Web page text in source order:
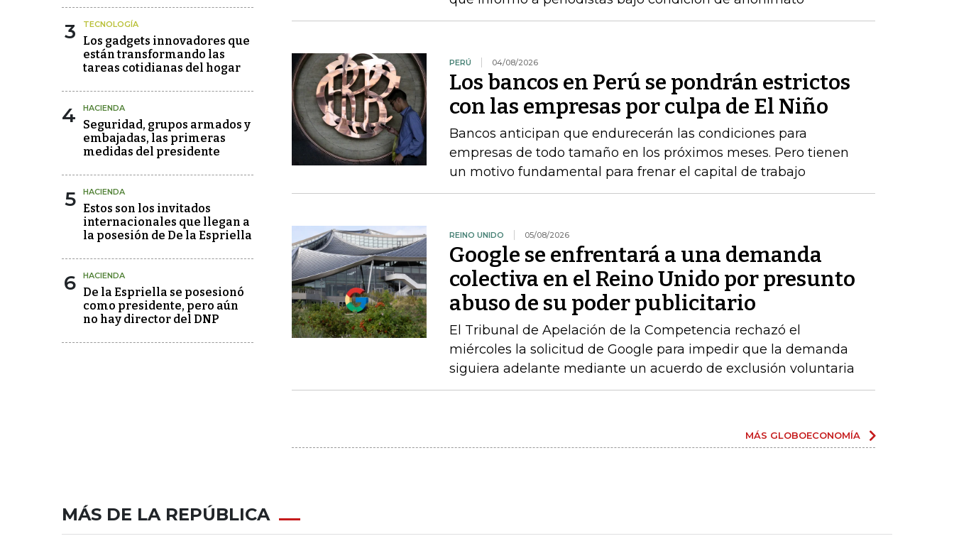
3 TECNOLOGÍA
Los gadgets innovadores que
están transformando las
tareas cotidianas del hogar
4 HACIENDA
Seguridad, grupos armados y
embajadas, las primeras
medidas del presidente
5 HACIENDA
Estos son los invitados
internacionales que llegan a
la posesión de De la Espriella
6 HACIENDA
De la Espriella se posesionó
como presidente, pero aún
no hay director del DNP
PERÚ 04/08/2026
Los bancos en Perú se pondrán estrictos
con las empresas por culpa de El Niño
Bancos anticipan que endurecerán las condiciones para
empresas de todo tamaño en los próximos meses. Pero tienen
un motivo fundamental para frenar el capital de trabajo
REINO UNIDO 05/08/2026
Google se enfrentará a una demanda
colectiva en el Reino Unido por presunto
abuso de su poder publicitario
El Tribunal de Apelación de la Competencia rechazó el
miércoles la solicitud de Google para impedir que la demanda
siguiera adelante mediante un acuerdo de exclusión voluntaria
MÁS GLOBOECONOMÍA
MÁS DE LA REPÚBLICA